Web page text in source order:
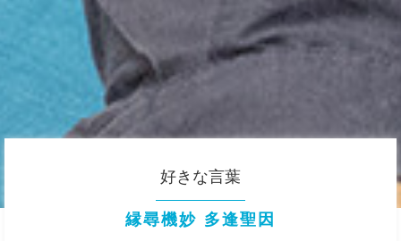
好きな言葉
縁尋機妙 多逢聖因